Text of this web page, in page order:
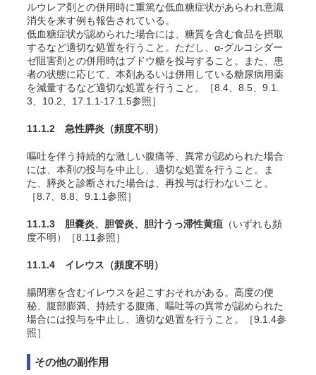
ルウレア剤との併用時に重篤な低血糖症状があらわれ意識
消失を来す例も報告されている。
低血糖症状が認められた場合には、糖質を含む食品を摂取
するなど適切な処置を行うこと。ただし、α-グルコシダー
ゼ阻害剤との併用時はブドウ糖を投与すること。また、患
者の状態に応じて、本剤あるいは併用している糖尿病用薬
を減量するなど適切な処置を行うこと。［8.4、8.5、9.1.
3、10.2、17.1.1-17.1.5参照］
11.1.2 急性膵炎 （頻度不明）
嘔吐を伴う持続的な激しい腹痛等、異常が認められた場合
には、本剤の投与を中止し、適切な処置を行うこと。ま
た、膵炎と診断された場合は、再投与は行わないこと。
［8.7、8.8、9.1.1参照］
11.1.3 胆嚢炎、胆管炎、胆汁うっ滞性黄疸 （いずれも頻
度不明）［8.11参照］
11.1.4 イレウス （頻度不明）
腸閉塞を含むイレウスを起こすおそれがある。高度の便
秘、腹部膨満、持続する腹痛、嘔吐等の異常が認められた
場合には投与を中止し、適切な処置を行うこと。［9.1.4参
照］
その他の副作用